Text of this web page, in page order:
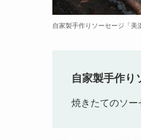
自家製手作りソーセージ「美
自家製手作り
焼きたてのソー